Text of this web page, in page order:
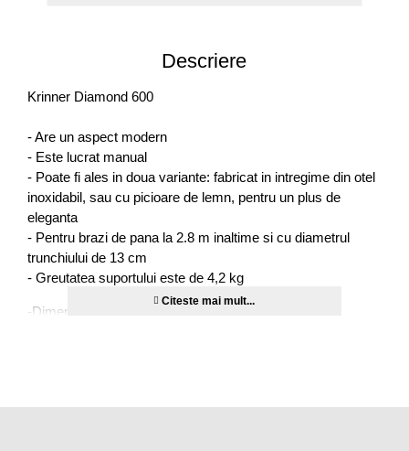
Descriere
Krinner Diamond 600
- Are un aspect modern
- Este lucrat manual
- Poate fi ales in doua variante: fabricat in intregime din otel
inoxidabil, sau cu picioare de lemn, pentru un plus de
eleganta
- Pentru brazi de pana la 2.8 m inaltime si cu diametrul
trunchiului de 13 cm
- Greutatea suportului este de 4,2 kg
-Dimensiune: 54 cm